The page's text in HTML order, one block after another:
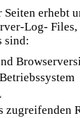
Seiten erhebt
Log-
sind:
zugreifenden